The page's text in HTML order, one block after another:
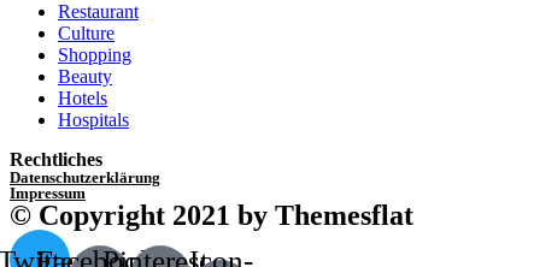
Restaurant
Culture
Shopping
Beauty
Hotels
Hospitals
Rechtliches
Datenschutzerklärung
Impressum
© Copyright 2021 by Themesflat
Facebook-
Pinterest-Icon-